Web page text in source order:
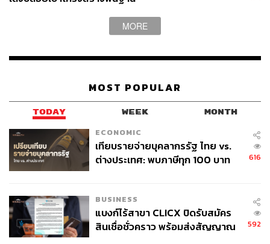
MORE
MOST POPULAR
TODAY WEEK MONTH
ECONOMIC
เทียบรายจ่ายบุคลากรรัฐ ไทย vs.
ต่างประเทศ: พบภาษีทุก 100 บาท
616
BUSINESS
แบงก์ไร้สาขา CLICX ปิดรับสมัคร
สินเชื่อชั่วคราว พร้อมส่งสัญญาณ
592